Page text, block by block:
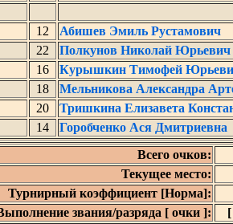
12
Абишев Эмиль Рустамович
22
Полкунов Николай Юрьевич
16
Курышкин Тимофей
18
Мельникова Александра
20
Тришкина Елизавета
14
Горобченко Ася Дмитриевна
Всего очков:
Текущее место:
Турнирный коэффициент [Норма]:
звания/разряда [ очки ]: